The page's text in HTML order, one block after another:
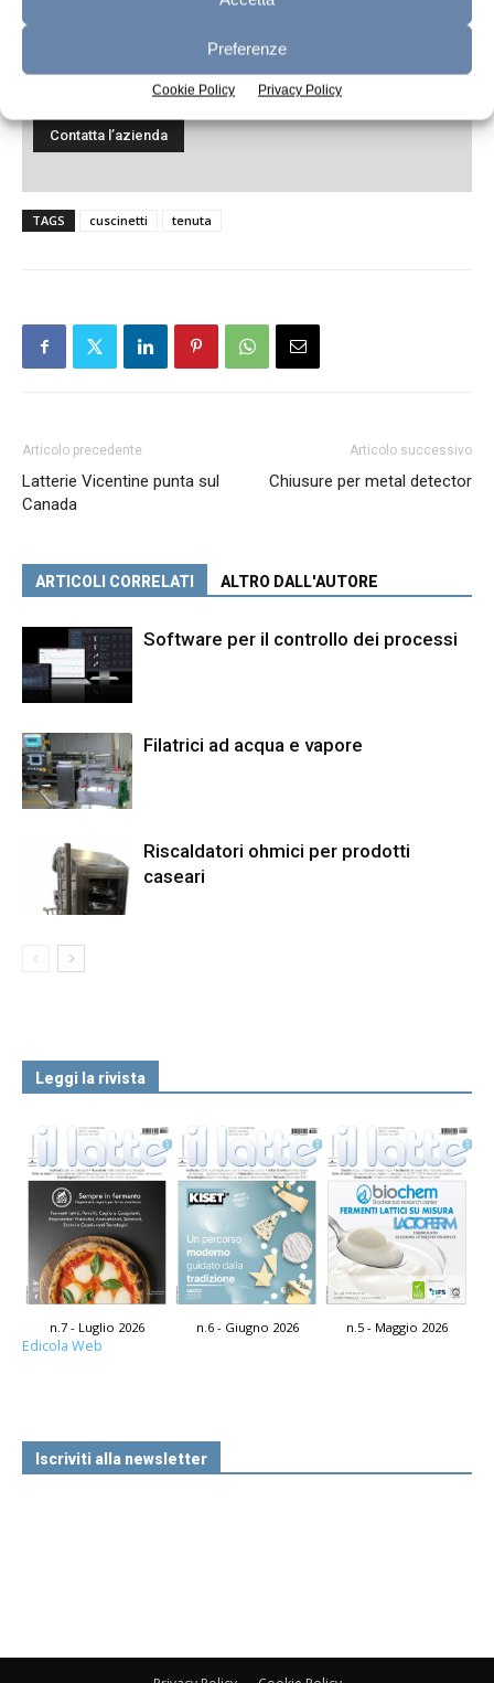
Preferenze
Cookie Policy Privacy Policy
Ho letto e accettol'informativa sulla
privacy*
TAGS cuscinetti tenuta
Articolo precedente
Latterie Vicentine punta sul
Canada
Articolo successivo
Chiusure per metal detector
ARTICOLI CORRELATI ALTRO DALL'AUTORE
Software per il controllo dei processi
Filatrici ad acqua e vapore
Riscaldatori ohmici per prodotti
caseari
Leggi la rivista
n.7 - Luglio 2026 n.6 - Giugno 2026 n.5 - Maggio 2026
Edicola Web
Iscriviti alla newsletter